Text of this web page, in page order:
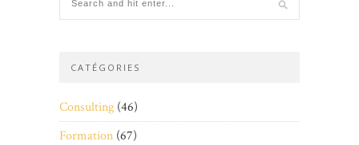
CATÉGORIES
Consulting (46)
Formation (67)